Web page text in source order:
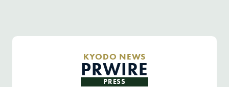
KYODO NEWS
PRWIRE
PRESS